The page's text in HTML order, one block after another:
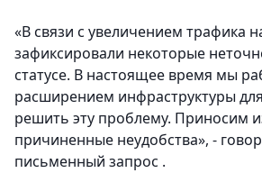
«В связи с увеличением трафика
зафиксировали некоторые
статусе. В настоящее время мы
расширением инфраструктуры
решить эту проблему. Приносим
причиненные неудобства», -
письменный запрос .